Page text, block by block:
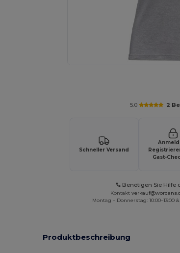
5.0 2
Schneller Versand
Gast-
Benötigen Sie Hilfe
Kontakt
Montag – Donnerstag: 10:00–13:00 &
Produktbeschreibung